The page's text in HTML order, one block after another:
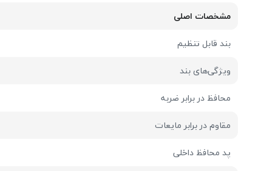
مشخصات اصلی
بند قابل تنظیم
ویژگی‌های بند
محافظ در برابر ضربه
مقاوم در برابر مایعات
پد محافظ داخلی